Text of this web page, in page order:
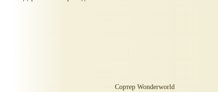
Сортер Wonderworld